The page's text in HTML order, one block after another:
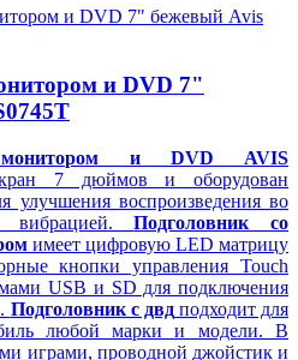
и DVD 7"
и DVD AVIS
7 дюймов и оборудован
улучшения воспроизведения во
вибрацией.Подголовник со
имеет цифровую LED матрицу
кнопки управления Touch
USB и SD для подключения
Подголовник с двдподходит для
любой марки и модели. В
играми, проводной джойстик и